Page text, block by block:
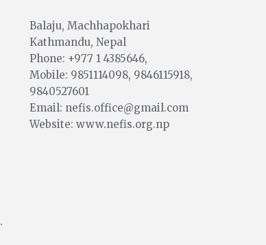
Balaju, Machhapokhari
Kathmandu, Nepal
Phone: +977 1 4385646,
Mobile: 9851114098, 9846115918,
9840527601
Email: nefis.office@gmail.com
Website: www.nefis.org.np
.